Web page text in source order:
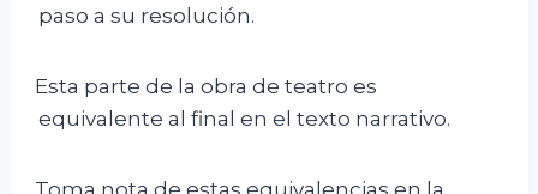
paso a su resolución.
Esta parte de la obra de teatro es
equivalente al final en el texto narrativo.
Toma nota de estas equivalencias en la